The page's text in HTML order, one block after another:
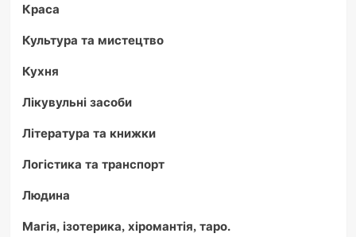
Краса
Культура та мистецтво
Кухня
Лікувульні засоби
Література та книжки
Логістика та транспорт
Людина
Магія, ізотерика, хіромантія, таро.